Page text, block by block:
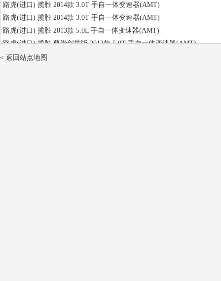
路虎(进口) 揽胜 2014款 3.0T 手自一体变速器(AMT)
路虎(进口) 揽胜 2014款 3.0T 手自一体变速器(AMT)
路虎(进口) 揽胜 2013款 5.0L 手自一体变速器(AMT)
路虎(进口) 揽胜 尊崇创世版 2013款 5.0T 手自一体变速器(AMT)
路虎(进口) 揽胜 巅峰创世加长版 2017款 5.0T 手自一体变速器(AMT)
< 返回站点地图